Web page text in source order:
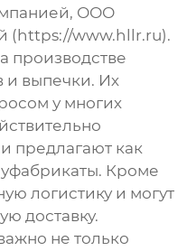
ООО
(https://www.hllr.ru).
производстве
и выпечки. Их
у многих
предлагают как
Кроме
логистику и могут
доставку.
не только